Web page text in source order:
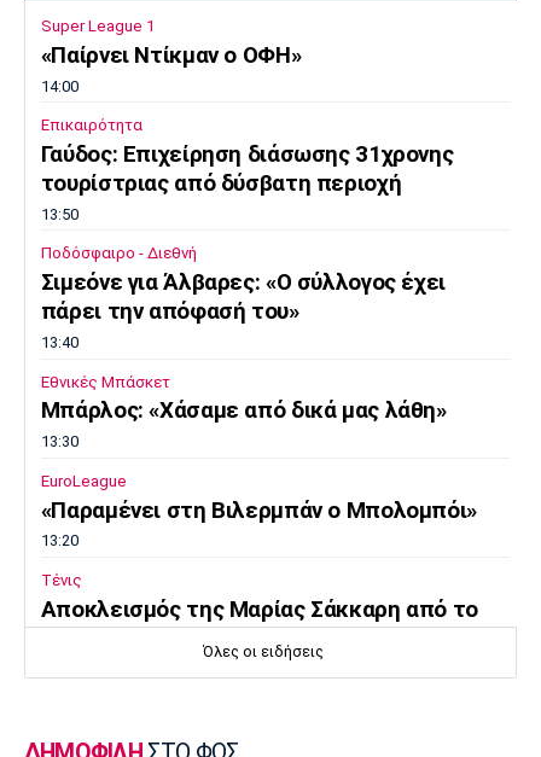
Super League 1
«Παίρνει Ντίκμαν ο ΟΦΗ»
14:00
Επικαιρότητα
Γαύδος: Επιχείρηση διάσωσης 31χρονης
τουρίστριας από δύσβατη περιοχή
13:50
Ποδόσφαιρο - Διεθνή
Σιμεόνε για Άλβαρες: «Ο σύλλογος έχει
πάρει την απόφασή του»
13:40
Εθνικές Μπάσκετ
Μπάρλος: «Χάσαμε από δικά μας λάθη»
13:30
EuroLeague
«Παραμένει στη Βιλερμπάν ο Μπολομπόι»
13:20
Τένις
Αποκλεισμός της Μαρίας Σάκκαρη από το
τουρνουά του Τορόντο
Ευρωμπάσκετ U16: Ελλάδα-Δανία απόψε για
Όλες οι ειδήσεις